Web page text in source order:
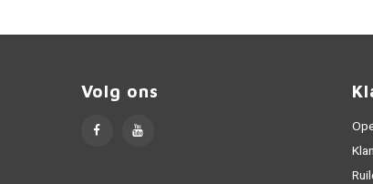
Volg ons